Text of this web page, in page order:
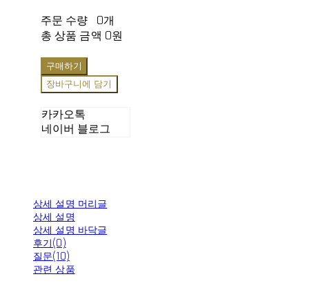
주문 수량
0개
총 상품 금액 0원
구매하기
장바구니에 담기
카카오톡
네이버 블로그
상세 설명 머리글
상세 설명
상세 설명 바닥글
후기(0)
질문(10)
관련 상품